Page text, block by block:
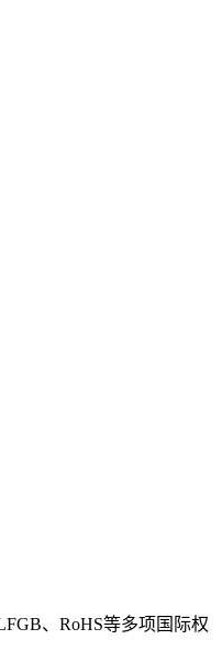
、RoHS等多项国际权